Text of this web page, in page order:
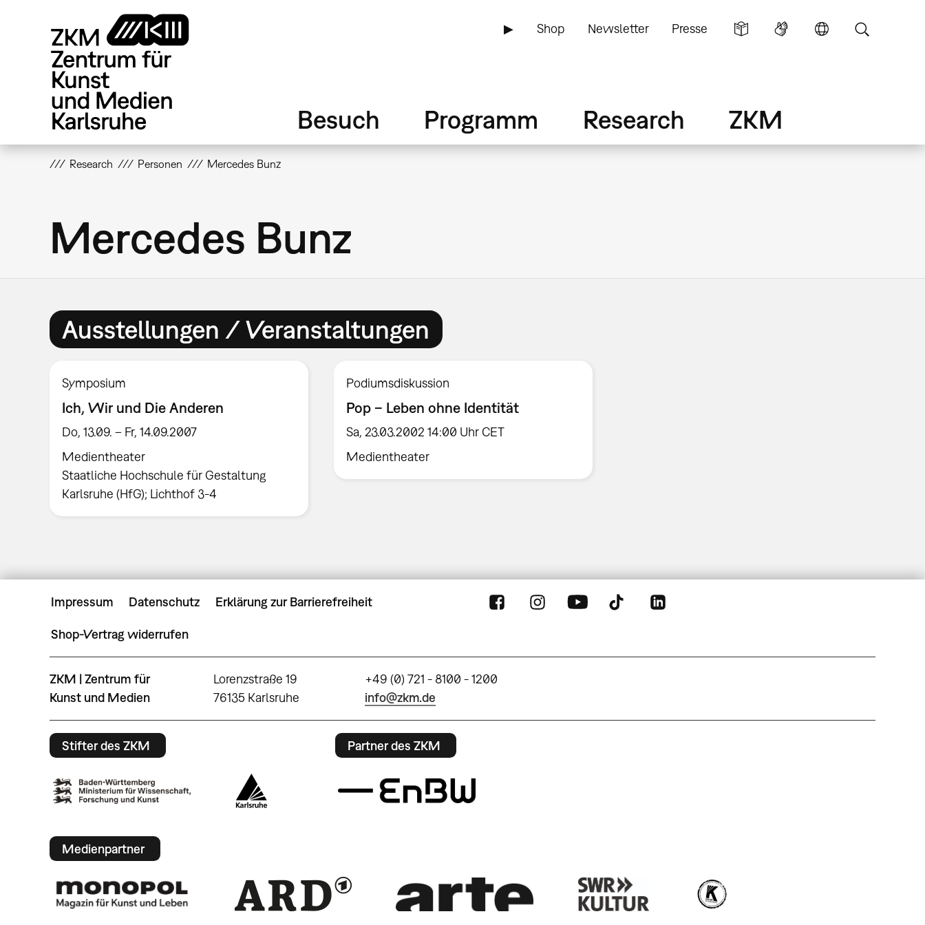
▶ Shop Newsletter Presse
Besuch Programm Research ZKM
Research Personen Mercedes Bunz
Mercedes Bunz
Ausstellungen / Veranstaltungen
Symposium
Ich, Wir und Die Anderen
Do, 13.09. – Fr, 14.09.2007
Medientheater
Staatliche Hochschule für Gestaltung
Karlsruhe (HfG); Lichthof 3-4
Podiumsdiskussion
Pop – Leben ohne Identität
Sa, 23.03.2002 14:00 Uhr CET
Medientheater
Impressum Datenschutz Erklärung zur Barrierefreiheit
Shop-Vertrag widerrufen
ZKM | Zentrum für
Kunst und Medien
Lorenzstraße 19
76135 Karlsruhe
+49 (0) 721 - 8100 - 1200
info@zkm.de
Stifter des ZKM Partner des ZKM
Medienpartner